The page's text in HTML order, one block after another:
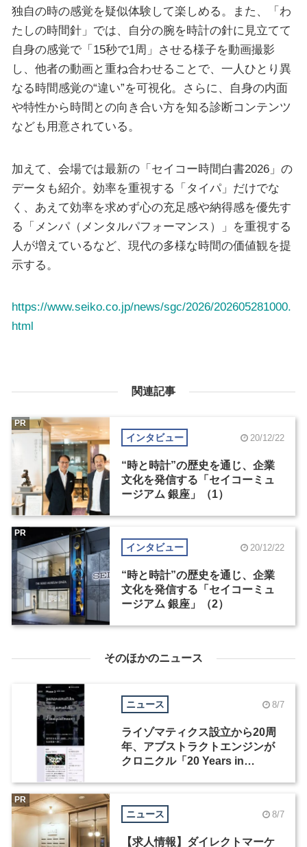
独自の時の感覚を疑似体験して楽しめる。また、「わ
たしの時間針」では、自分の腕を時計の針に見立てて
自身の感覚で「15秒で1周」させる様子を動画撮影
し、他者の動画と重ね合わせることで、一人ひとり異
なる時間感覚の“違い”を可視化。さらに、自身の内面
や特性から時間との向き合い方を知る診断コンテンツ
なども用意されている。
加えて、会場では最新の「セイコー時間白書2026」の
データも紹介。効率を重視する「タイパ」だけでな
く、あえて効率を求めず心の充足感や納得感を優先す
る「メンパ（メンタルパフォーマンス）」を重視する
人が増えているなど、現代の多様な時間の価値観を提
示する。
https://www.seiko.co.jp/news/sgc/2026/202605281000.
html
関連記事
インタビュー 20/12/22
“時と時計”の歴史を通じ、企業
文化を発信する「セイコーミュ
ージアム 銀座」（1）
PR
インタビュー 20/12/22
“時と時計”の歴史を通じ、企業
文化を発信する「セイコーミュ
ージアム 銀座」（2）
PR
そのほかのニュース
ニュース 8/7
ライゾマティクス設立から20周
年、アブストラクトエンジンが
クロニクル「20 Years in
ニュース 8/7
【求人情報】ダイレクトマーケ
PR